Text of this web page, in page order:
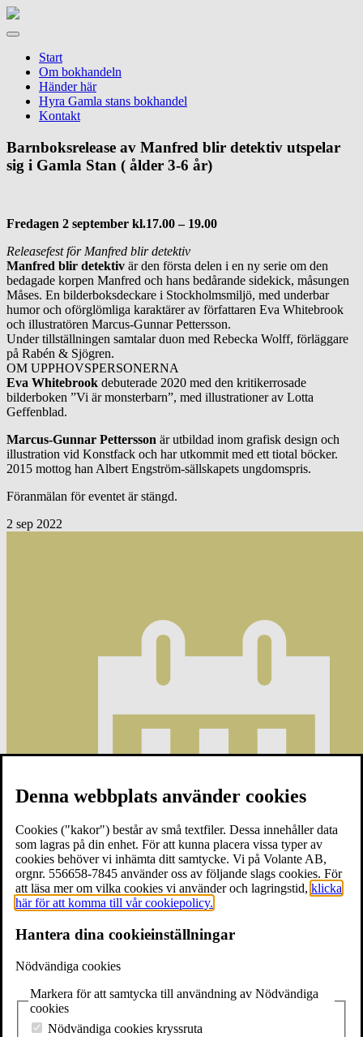
Gamla
Meny
Start
Om bokhandeln
Händer här
Hyra Gamla stans bokhandel
Kontakt
Barnboksrelease av Manfred blir detektiv utspelar
sig i Gamla Stan ( ålder 3-6 år)
Fredagen 2 september kl.17.00 – 19.00
Releasefest för Manfred blir detektiv
Manfred blir detektiv är den första delen i en ny serie om den
bedagade korpen Manfred och hans bedårande sidekick, måsungen
Måses. En bilderboksdeckare i Stockholmsmiljö, med underbar
humor och oförglömliga karaktärer av författaren Eva Whitebrook
och illustratören Marcus-Gunnar Pettersson.
Under tillställningen samtalar duon med Rebecka Wolff, förläggare
på Rabén & Sjögren.
OM UPPHOVSPERSONERNA
Eva Whitebrook debuterade 2020 med den kritikerrosade
bilderboken ”Vi är monsterbarn”, med illustrationer av Lotta
Geffenblad.
Marcus-Gunnar Pettersson är utbildad inom grafisk design och
illustration vid Konstfack och har utkommit med ett tiotal böcker.
2015 mottog han Albert Engström-sällskapets ungdomspris.
Föranmälan för eventet är stängd.
2 sep 2022
Dela eventet
Denna webbplats använder cookies
Cookies ("kakor") består av små textfiler. Dessa innehåller data
som lagras på din enhet. För att kunna placera vissa typer av
cookies behöver vi inhämta ditt samtycke. Vi på Volante AB,
orgnr. 556658-7845 använder oss av följande slags cookies. För
att läsa mer om vilka cookies vi använder och lagringstid, klicka
här för att komma till vår cookiepolicy.
Hantera dina cookieinställningar
Nödvändiga cookies
Markera för att samtycka till användning av Nödvändiga
cookies
Nödvändiga cookies kryssruta